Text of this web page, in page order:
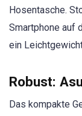
Hosentasche.
Smartphone auf
ein
Robust:
Das kompakte